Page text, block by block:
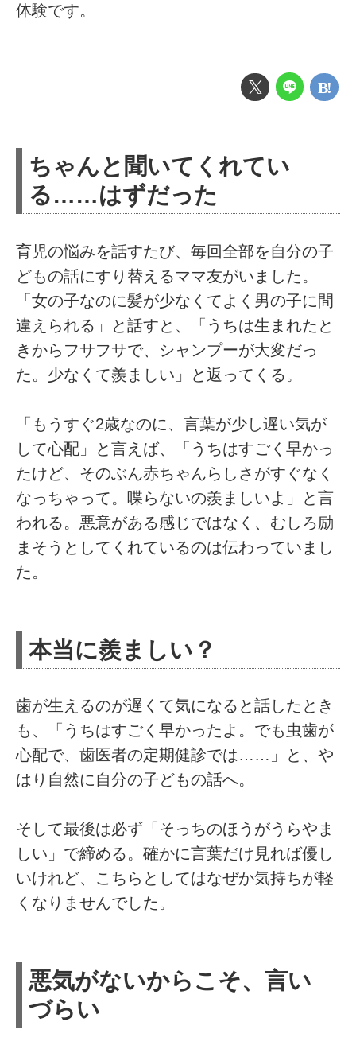
体験です。
ちゃんと聞いてくれてい
る……はずだった
育児の悩みを話すたび、毎回全部を自分の子
どもの話にすり替えるママ友がいました。
「女の子なのに髪が少なくてよく男の子に間
違えられる」と話すと、「うちは生まれたと
きからフサフサで、シャンプーが大変だっ
た。少なくて羨ましい」と返ってくる。
「もうすぐ2歳なのに、言葉が少し遅い気が
して心配」と言えば、「うちはすごく早かっ
たけど、そのぶん赤ちゃんらしさがすぐなく
なっちゃって。喋らないの羨ましいよ」と言
われる。悪意がある感じではなく、むしろ励
まそうとしてくれているのは伝わっていまし
た。
本当に羨ましい？
歯が生えるのが遅くて気になると話したとき
も、「うちはすごく早かったよ。でも虫歯が
心配で、歯医者の定期健診では……」と、や
はり自然に自分の子どもの話へ。
そして最後は必ず「そっちのほうがうらやま
しい」で締める。確かに言葉だけ見れば優し
いけれど、こちらとしてはなぜか気持ちが軽
くなりませんでした。
悪気がないからこそ、言い
づらい